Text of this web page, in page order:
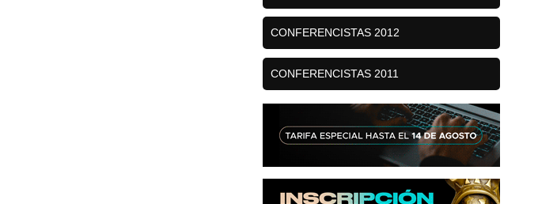
CONFERENCISTAS 2012
CONFERENCISTAS 2011